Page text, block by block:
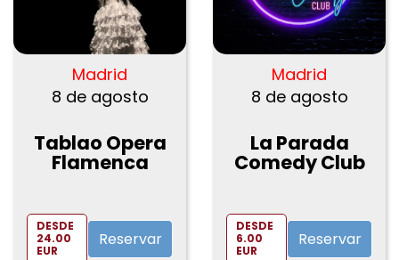
Madrid
8 de agosto
Tablao Opera
Flamenca
DESDE
24.00
EUR
Reservar
Madrid
8 de agosto
La Parada
Comedy Club
DESDE
6.00
EUR
Reservar